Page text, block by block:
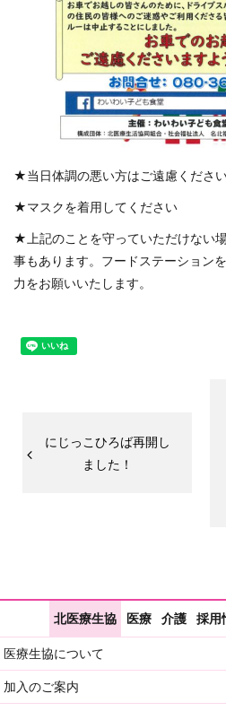
★当日体調の悪い方はご遠慮くださ
★マスクを着用してください
★上記のことを守っていただけない
事もあります。フードステーション
力をお願いいたします。
にじっこひろば再開し
ました！
北医療生協 医療 介護 採用
医療生協について
加入のご案内